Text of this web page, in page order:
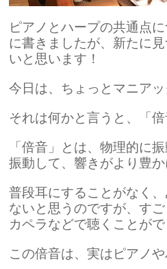
ピアノとハープの共通点
に書きましたが、新たに
いと思います！
今日は、ちょっとマニアッ
それは何かと言うと、「倍
「倍音」とは、物理的に
振動して、響きがより豊か
普段耳にすることがなく
ないと思うのですが、す
カペラなどで聴くことがで
この倍音は、実はピアノ